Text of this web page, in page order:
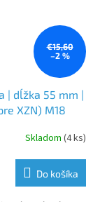
€15,60
–2 %
| dĺžka 55 mm |
XZN) M18
Skladom (4 ks)
Do košíka